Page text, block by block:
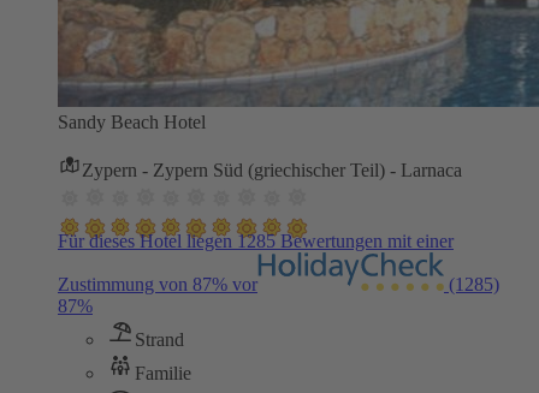
Sandy Beach Hotel
Zypern - Zypern Süd (griechischer Teil) - Larnaca
Für dieses Hotel liegen 1285 Bewertungen mit einer
Zustimmung von 87% vor
(1285)
87%
Strand
Familie